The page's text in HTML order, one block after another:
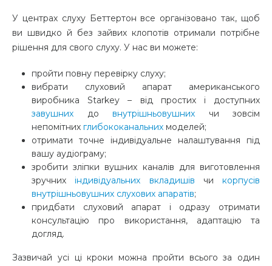
У центрах слуху Беттертон все організовано так, щоб
ви швидко й без зайвих клопотів отримали потрібне
рішення для свого слуху. У нас ви можете:
пройти повну перевірку слуху;
вибрати слуховий апарат американського
виробника Starkey – від простих і доступних
завушних до внутрішньовушних чи зовсім
непомітних глибококанальних моделей;
отримати точне індивідуальне налаштування під
вашу аудіограму;
зробити зліпки вушних каналів для виготовлення
зручнихіндивідуальних вкладишів чи корпусів
внутрішньовушних слухових апаратів;
придбати слуховий апарат і одразу отримати
консультацію про використання, адаптацію та
догляд.
Зазвичай усі ці кроки можна пройти всього за один